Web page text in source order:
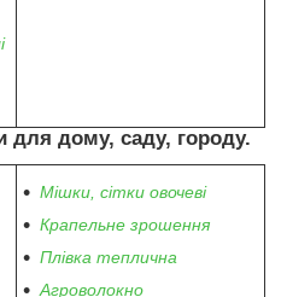
для дому, саду, городу.
Мішки, сітки овочеві
Крапельне зрошення
Плівка теплична
Агроволокно